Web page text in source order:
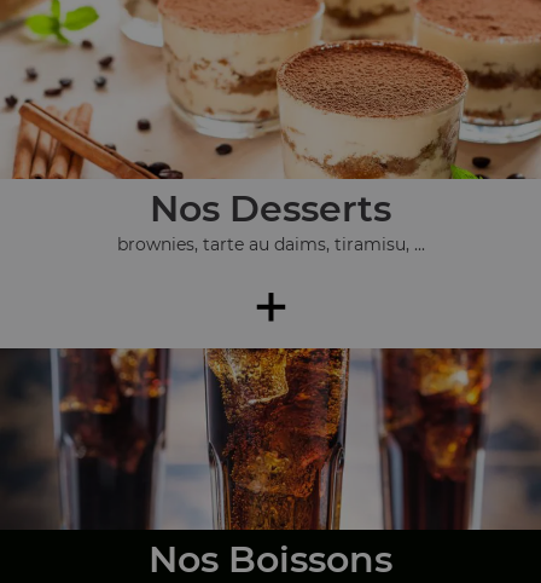
Nos Desserts
brownies, tarte au daims, tiramisu, ...
+
Nos Boissons